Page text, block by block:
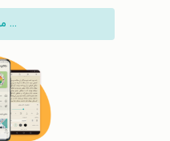
...